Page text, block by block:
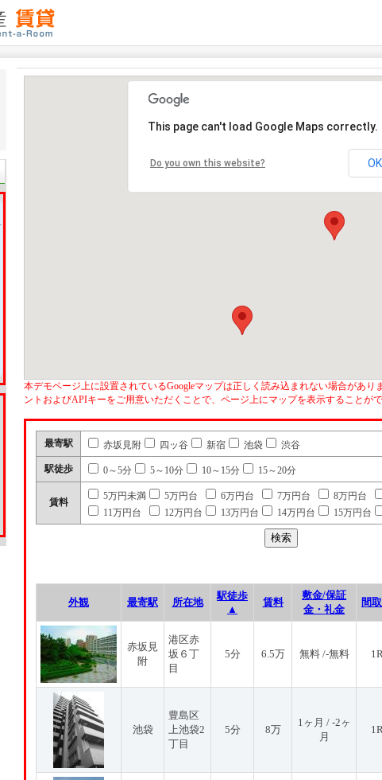
This page can't load Google Maps correctly.
Do you own this website? OK
本デモページ上に設置されているGoogleマップは正しく読み込まれない場合があり
ントおよびAPIキーをご用意いただくことで、ページ上にマップを表示することがで
最寄駅 赤坂見附 四ッ谷 新宿 池袋 渋谷
駅徒歩 0～5分 5～10分 10～15分 15～20分
賃料
5万円未満 5万円台 6万円台 7万円台 8万円台
11万円台
12万円台 13万円台 14万円台 15万円台
外観 最寄駅 所在地
駅徒歩
▲
賃料
敷金/保証
金・礼金
間
赤坂見
附
港区赤
坂６丁
目
5分 6.5万 無料 /-無料
池袋
豊島区
上池袋2
丁目
5分 8万
1ヶ月 / -2ヶ
月